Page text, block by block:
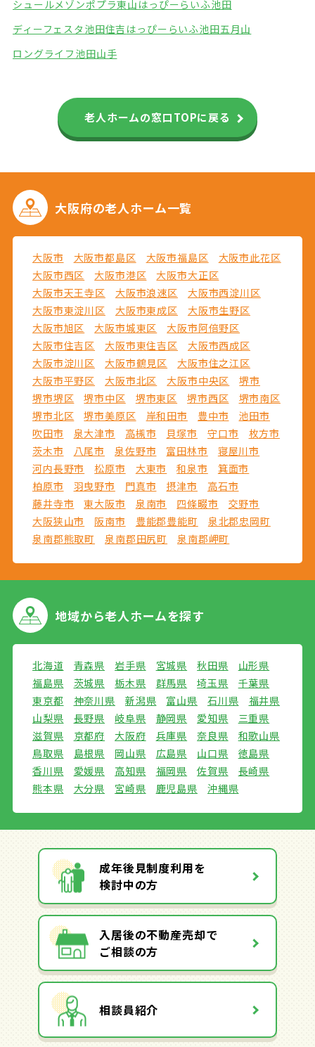
シュールメゾンポプラ東山 はっぴーらいふ池田
ディーフェスタ池田住吉 はっぴーらいふ池田五月山
ロングライフ池田山手
老人ホームの窓口TOPに戻る
大阪府の老人ホーム一覧
大阪市 大阪市都島区 大阪市福島区
大阪市此花区
大阪市西区
大阪市港区
大阪市大正区
大阪市天王寺区
大阪市浪速区
大阪市西淀川区
大阪市東淀川区
大阪市東成区
大阪市生野区
大阪市旭区
大阪市城東区
大阪市阿倍野区
大阪市住吉区
大阪市東住吉区
大阪市西成区
大阪市淀川区
大阪市鶴見区
大阪市住之江区
大阪市平野区
大阪市北区 大阪市中央区
堺市
堺市堺区
堺市中区 堺市東区 堺市西区
堺市南区
堺市北区
堺市美原区 岸和田市 豊中市
池田市
吹田市
泉大津市 高槻市 貝塚市 守口市
枚方市
茨木市
八尾市 泉佐野市 富田林市
寝屋川市
河内長野市
松原市 大東市 和泉市
箕面市
柏原市
羽曳野市 門真市 摂津市
高石市
藤井寺市
東大阪市 泉南市 四條畷市
交野市
大阪狭山市
阪南市 豊能郡豊能町
泉北郡忠岡町
泉南郡熊取町
泉南郡田尻町 泉南郡岬町
地域から老人ホームを探す
北海道 青森県 岩手県 宮城県 秋田県
山形県
福島県
茨城県 栃木県 群馬県 埼玉県
千葉県
東京都
神奈川県 新潟県 富山県 石川県
福井県
山梨県
長野県 岐阜県 静岡県 愛知県
三重県
滋賀県
京都府 大阪府 兵庫県 奈良県
和歌山県
鳥取県
島根県 岡山県 広島県 山口県
徳島県
香川県
愛媛県 高知県 福岡県 佐賀県
長崎県
熊本県
大分県 宮崎県 鹿児島県 沖縄県
成年後見制度利用を
検討中の方
入居後の不動産売却で
ご相談の方
相談員紹介